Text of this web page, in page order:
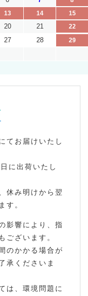
13 14
15
20 21
22
27 28
29
てお届けいたし
に出荷いたし
休み明けから翌
す。
影響により、指
ございます。
のかかる場合が
承くださいま
は、環境問題に